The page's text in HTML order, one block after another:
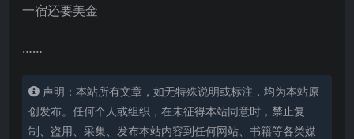
一宿还要美金
……
声明：本站所有文章，如无特殊说明或标注，均为本站原
创发布。任何个人或组织，在未征得本站同意时，禁止复
制、盗用、采集、发布本站内容到任何网站、书籍等各类媒